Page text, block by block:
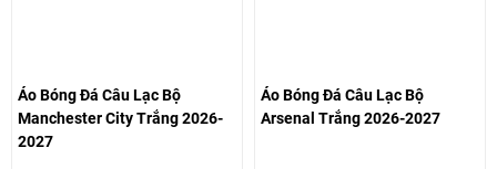
Áo Bóng Đá Câu Lạc Bộ
Manchester City Trắng 2026-
2027
Áo Bóng Đá Câu Lạc Bộ
Arsenal Trắng 2026-2027